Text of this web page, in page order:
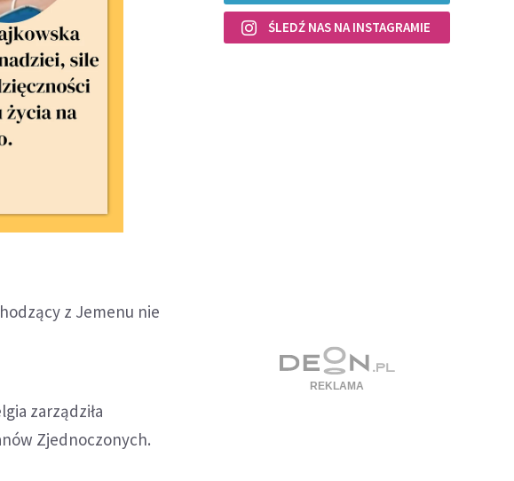
z Jemenu nie
zarządziła
Zjednoczonych.
ŚLEDŹ NAS NA INSTAGRAMIE